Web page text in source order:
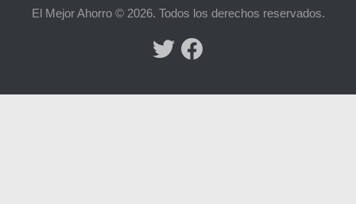
El Mejor Ahorro © 2026. Todos los derechos reservados.